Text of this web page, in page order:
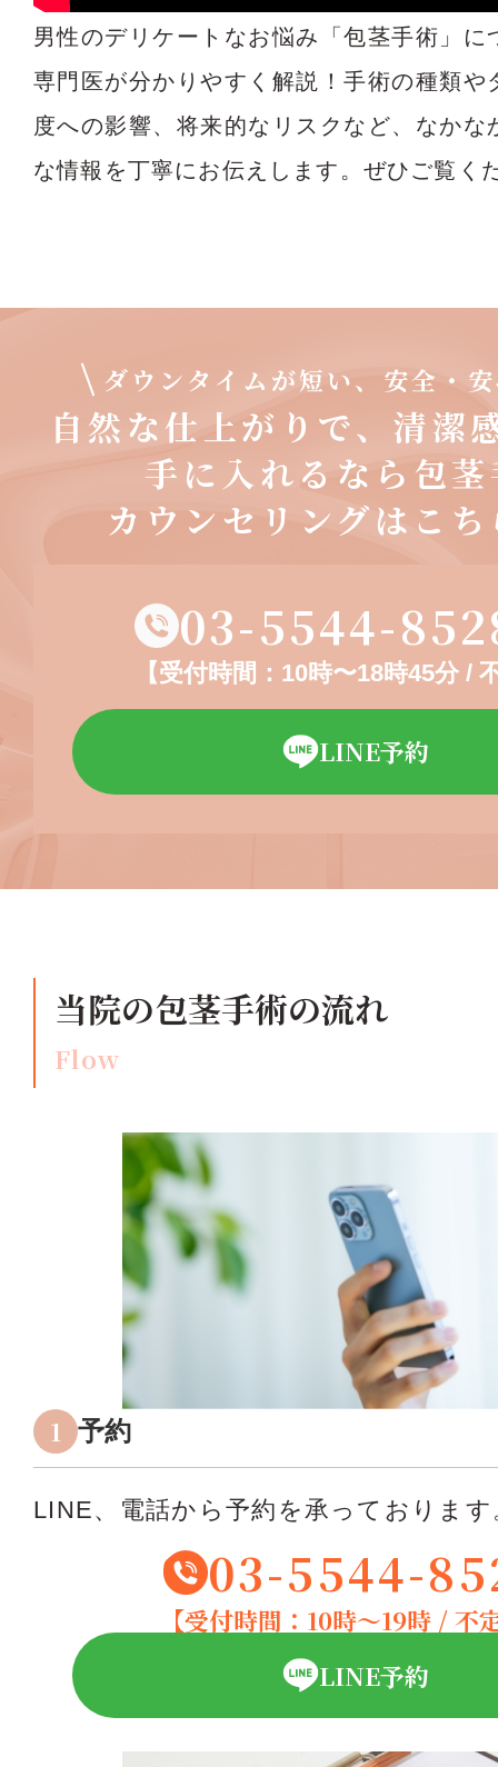
男性のデリケートなお悩み「包茎手術」に
専門医が分かりやすく解説！手術の種類や
度への影響、将来的なリスクなど、なかな
な情報を丁寧にお伝えします。ぜひご覧く
ダウンタイムが短い、安全・
自然な仕上がりで、清潔
手に入れるなら包
カウンセリングはこ
03-5544-
【受付時間：10時〜18時45分 /
LINE予約
当院の包茎手術の流れ
Flow
1 予約
LINE、電話から予約を承っております
03-5544-
【受付時間：10時〜19時 / 不
LINE予約